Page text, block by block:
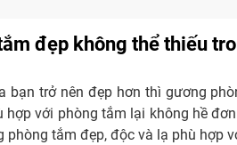
đẹp không thể thiếu
bạn trở nên đẹp hơn thì gương
hợp với phòng tắm lại không hề
phòng tắm đẹp, độc và lạ phù hợp